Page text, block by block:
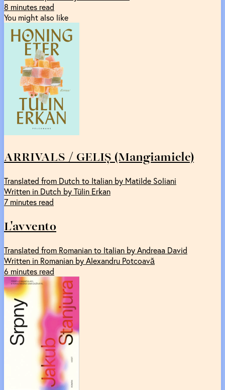
8 minutes read
You might also like
ARRIVALS / GELIȘ (Mangiamiele)
Translated from Dutch to Italian by Matilde Soliani
Written in Dutch by Tülin Erkan
7 minutes read
L'avvento
Translated from Romanian to Italian by Andreaa David
Written in Romanian by Alexandru Potcoavă
6 minutes read